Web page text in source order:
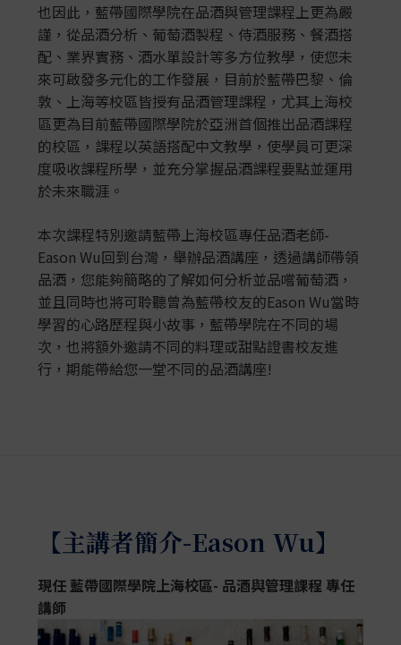
也因此，藍帶國際學院在品酒與管理課程上更為嚴
謹，從品酒分析、葡萄酒製程、侍酒服務、餐酒搭
配、業界實務、酒水單設計等多方位教學，使您未
來可啟發多元化的工作發展，目前於藍帶巴黎、倫
敦、上海等校區皆授有品酒管理課程，尤其上海校
區更為目前藍帶國際學院於亞洲首個推出品酒課程
的校區，課程以英語搭配中文教學，使學員可更深
度吸收課程所學，並充分掌握品酒課程要點並運用
於未來職涯。
本次課程特別邀請藍帶上海校區專任品酒老師-
Eason Wu回到台灣，舉辦品酒講座，透過講師帶領
品酒，您能夠簡略的了解如何分析並品嚐葡萄酒，
並且同時也將可聆聽曾為藍帶校友的Eason Wu當時
學習的心路歷程與小故事，藍帶學院在不同的場
次，也將額外邀請不同的料理或甜點證書校友進
行，期能帶給您一堂不同的品酒講座!
【主講者簡介-Eason Wu】
現任藍帶國際學院上海校區- 品酒與管理課程 專任
講師